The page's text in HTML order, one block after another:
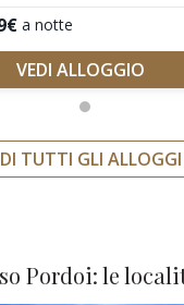
a notte
VEDI ALLOGGIO
TUTTI GLI ALLOGGI
Pordoi: le